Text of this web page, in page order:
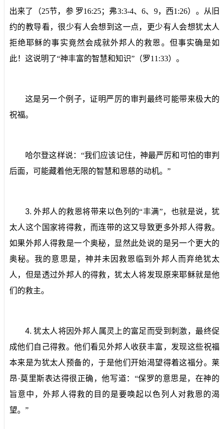
出来了（25节，参 罗16:25；弗3:3-4、6、 9，西1:26）。从旧
约的教导看，很少有人会想到这一点，更少有人会想犹太人
拒绝耶稣的事实竟然会成就外邦人的救恩。但事实确是如
此！这说明了“神丰富的智慧和知识”（罗11:33）。
这是另一个例子，证明严厉的审判最终可能带来极大的
祝福。
哈尔登这样说：“我们应该记住，神最严厉和可怕的审判
后面，可能藏着他无限的智慧和恩慈的动机。”
3.外邦人的救恩将带来以色列的“丰满”，也就是说，犹
太人这个国家将得救，而连带的这又导致更多外邦人得救。
如果外邦人得救是一个奥秘，显然此处说的是另一个更大的
奥秘。我的意思是，神并未因救恩临到外邦人而弃绝犹太
人，但是透过外邦人的得救，犹太人将发现原来耶稣就是他
们的救主。
4.犹太人将因外邦人属灵上的富足而受到刺激，最终促
成他们自己得救。他们看见外邦人收获丰富，发现这些祝福
本来是为犹太人预备的，于是他们开始渴望得着这福分。莱
昂·莫里斯表达得很正确，他写道：“保罗的意思是，在神的
旨意中，外邦人得救的目的是要唤起以色列人对救恩的渴
望。”